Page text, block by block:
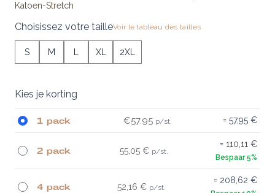
Katoen-Stretch
Choisissez votre tailleVoir le tableau des tailles
S M XL 2XL
Kies je korting
1 pack €57.95 57,95 €
2 pack 55,05 €
110,11 €
4 pack 52,16 €
208,62 €